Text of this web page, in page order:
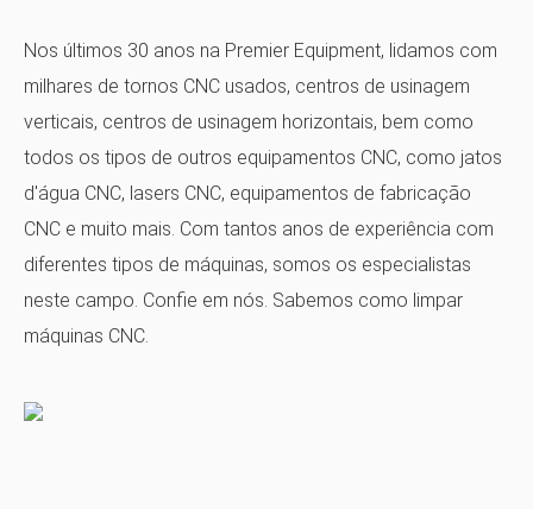
Nos últimos 30 anos na Premier Equipment, lidamos com
milhares de tornos CNC usados, centros de usinagem
verticais, centros de usinagem horizontais, bem como
todos os tipos de outros equipamentos CNC, como jatos
d'água CNC, lasers CNC, equipamentos de fabricação
CNC e muito mais. Com tantos anos de experiência com
diferentes tipos de máquinas, somos os especialistas
neste campo. Confie em nós. Sabemos como limpar
máquinas CNC.